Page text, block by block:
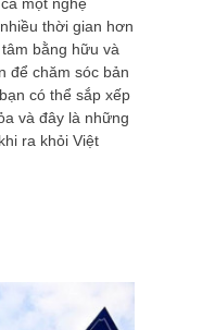
một nghệ
thời gian hơn
bằng hữu và
để chăm sóc bản
có thể sắp xếp
và đây là những
ra khỏi Việt